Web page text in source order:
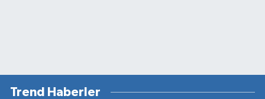
Trend Haberler